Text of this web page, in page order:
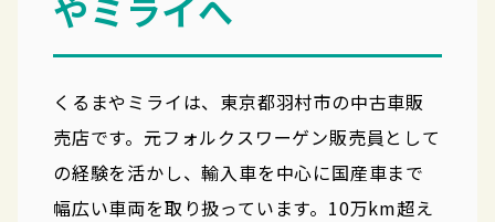
くるまやミライは、東京都羽村市の中古車販
売店です。元フォルクスワーゲン販売員として
の経験を活かし、輸入車を中心に国産車まで
幅広い車両を取り扱っています。10万km超え